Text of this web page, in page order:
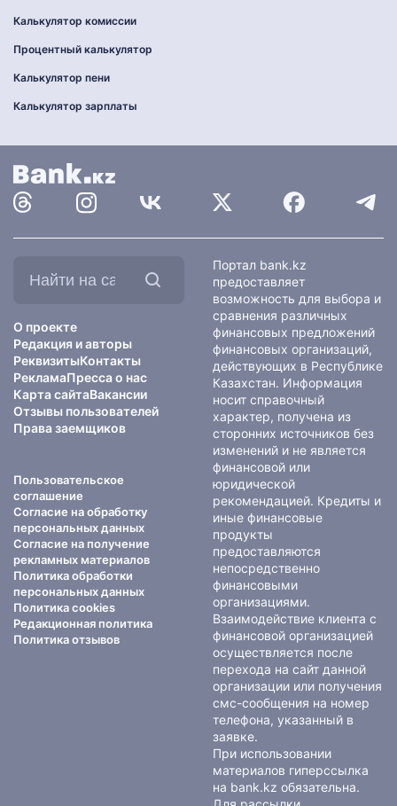
Калькулятор комиссии
Процентный калькулятор
Калькулятор пени
Калькулятор зарплаты
О проекте
Редакция и авторы
РеквизитыКонтакты
РекламаПресса о нас
Карта сайтаВакансии
Отзывы пользователей
Права заемщиков
Пользовательское
соглашение
Согласие на обработку
персональных данных
Согласие на получение
рекламных материалов
Политика обработки
персональных данных
Политика cookies
Редакционная политика
Политика отзывов
Портал bank.kz
предоставляет
возможность для выбора и
сравнения различных
финансовых предложений
финансовых организаций,
действующих в Республике
Казахстан. Информация
носит справочный
характер, получена из
сторонних источников без
изменений и не является
финансовой или
юридической
рекомендацией. Кредиты и
иные финансовые
продукты
предоставляются
непосредственно
финансовыми
организациями.
Взаимодействие клиента с
финансовой организацией
осуществляется после
перехода на сайт данной
организации или получения
смс-сообщения на номер
телефона, указанный в
заявке.
При использовании
материалов гиперссылка
на bank.kz обязательна.